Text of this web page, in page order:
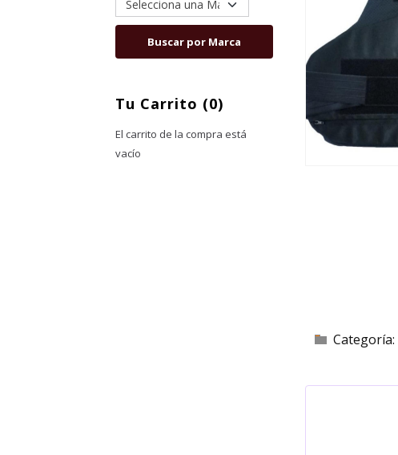
Tu Carrito (0)
El carrito de la compra está
vacío
Categoría: